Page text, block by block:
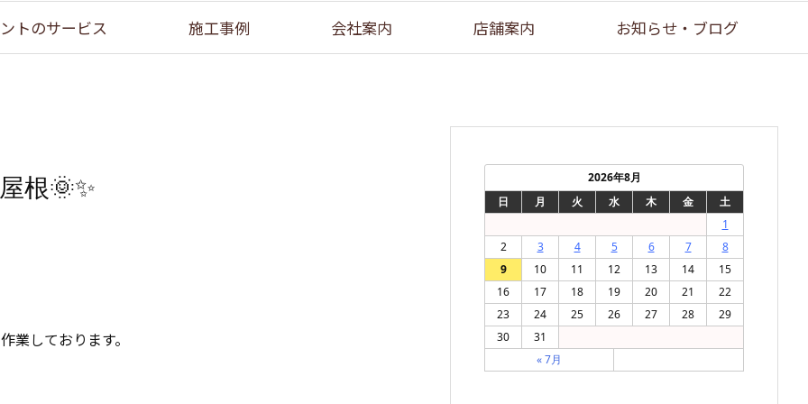
トのサービス 施工事例 会社案内 店舗案内 お知らせ・ブログ
根🌞✨
業しております。
2026年8月
日
月 火 水 木 金
土
1
2
3 4 5 6 7
8
9
10 11 12 13 14
15
16
17 18 19 20 21
22
23
24 25 26 27 28
29
30
31
« 7月